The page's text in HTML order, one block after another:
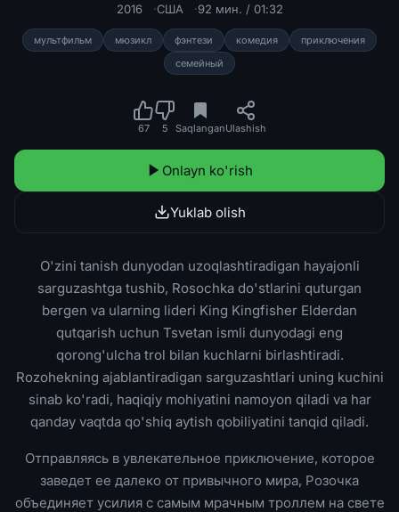
2016 США 92 мин. / 01:32
мультфильм мюзикл фэнтези комедия
приключения
семейный
67 5 SaqlanganUlashish
Onlayn ko'rish
Yuklab olish
O'zini tanish dunyodan uzoqlashtiradigan hayajonli
sarguzashtga tushib, Rosochka do'stlarini quturgan
bergen va ularning lideri King Kingfisher Elderdan
qutqarish uchun Tsvetan ismli dunyodagi eng
qorong'ulcha trol bilan kuchlarni birlashtiradi.
Rozohekning ajablantiradigan sarguzashtlari uning kuchini
sinab ko'radi, haqiqiy mohiyatini namoyon qiladi va har
qanday vaqtda qo'shiq aytish qobiliyatini tanqid qiladi.
Отправляясь в увлекательное приключение, которое
заведет ее далеко от привычного мира, Розочка
объединяет усилия с самым мрачным троллем на свете